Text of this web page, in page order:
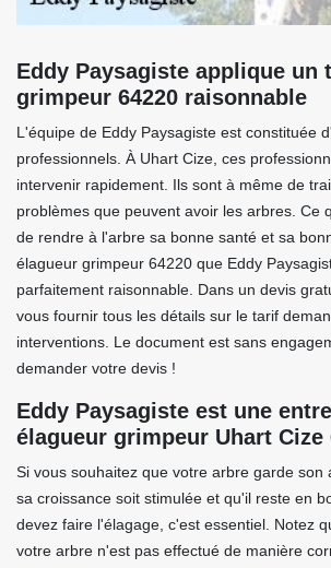
Eddy Paysagiste applique un
grimpeur 64220 raisonnable
L'équipe de Eddy Paysagiste est constituée
professionnels. À Uhart Cize, ces
intervenir rapidement. Ils sont à même de
problèmes que peuvent avoir les arbres. Ce
de rendre à l'arbre sa bonne santé et sa
élagueur grimpeur 64220 que Eddy
parfaitement raisonnable. Dans un devis
vous fournir tous les détails sur le tarif
interventions. Le document est sans
demander votre devis !
Eddy Paysagiste est une
élagueur grimpeur Uhart Cize
Si vous souhaitez que votre arbre garde son
sa croissance soit stimulée et qu'il reste en
devez faire l'élagage, c'est essentiel. Notez
votre arbre n'est pas effectué de manière